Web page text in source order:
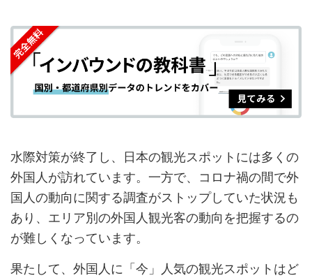
シ
ェ
ア
す
る
シ
ェ
ア
す
る
ク
マ
ー
ク
に
加
購
読
す
る
録
す
水際対策が終了し、日本の観光スポットには多くの
外国人が訪れています。一方で、コロナ禍の間で外
国人の動向に関する調査がストップしていた状況も
あり、エリア別の外国人観光客の動向を把握するの
が難しくなっています。
果たして、外国人に「今」人気の観光スポットはど